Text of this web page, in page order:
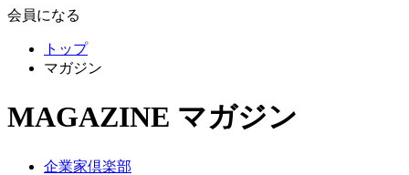
会員になる
トップ
マガジン
MAGAZINE マガジン
企業家倶楽部